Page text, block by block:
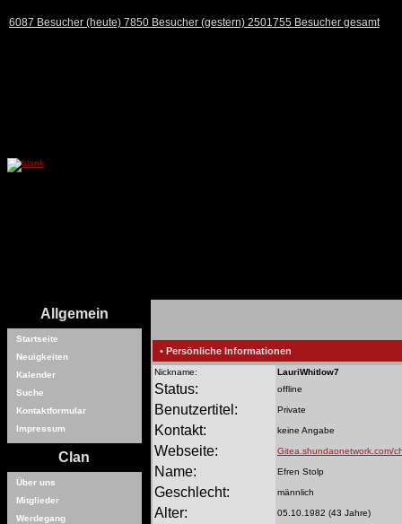
6087 Besucher (heute) 7850 Besucher (gestern) 2501755 Besucher gesamt
Allgemein
Startseite
Neuigkeiten
Kalender
Suche
Kontaktformular
Impressum
Clan
Über uns
Mitglieder
Werdegang
• Persönliche Informationen
Nickname: LauriWhitlow7
Status: offline
Benutzertitel: Private
Kontakt: keine Angabe
Webseite: Gitea.shundaonetwork.com/
Name: Efren Stolp
Geschlecht: männlich
Alter: 05.10.1982 (43 Jahre)